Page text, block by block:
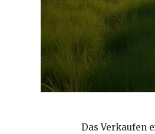
Das Verkaufen